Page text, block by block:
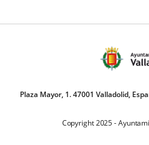
Plaza Mayor, 1. 47001 Valladolid,
Copyright 2025 -